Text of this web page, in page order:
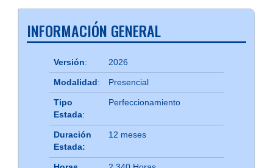
INFORMACIÓN GENERAL
Versión: 2026
Modalidad : Presencial
Tipo
Estada:
Perfeccionamiento
Duración
Estada:
12 meses